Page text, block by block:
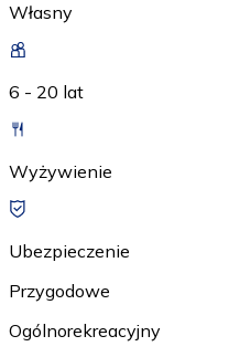
Własny
6 - 20 lat
Wyżywienie
Ubezpieczenie
Przygodowe
Ogólnorekreacyjny